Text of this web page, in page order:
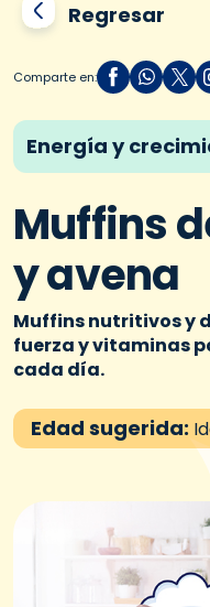
Regresar
Comparte en:
Energía y
Muffins
y avena
Muffins nutritivos y
fuerza y vitaminas
cada día.
Edad sugerida: